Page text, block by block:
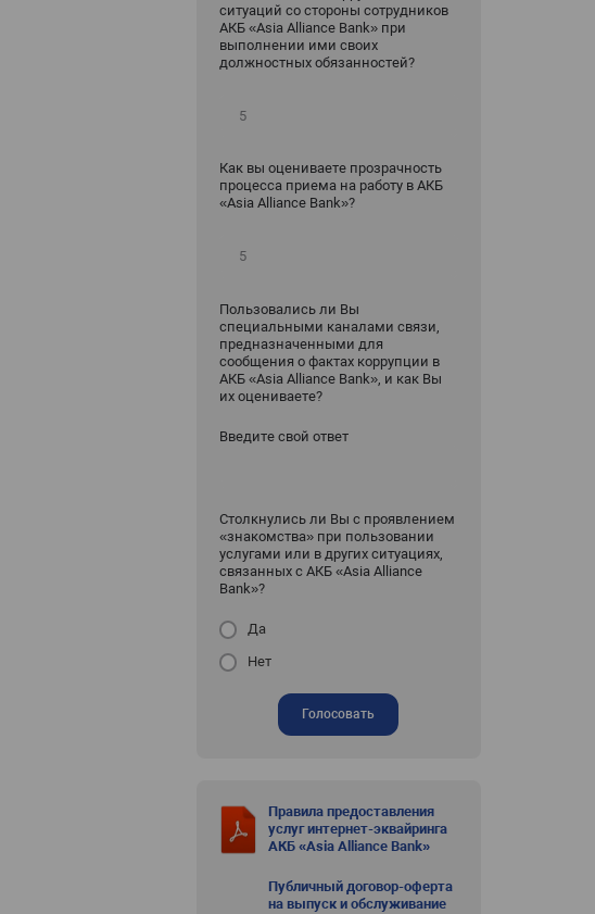
ситуаций со стороны сотрудников
АКБ «Asia Alliance Bank» при
выполнении ими своих
должностных обязанностей?
Как вы оцениваете прозрачность
процесса приема на работу в АКБ
«Asia Alliance Bank»?
Пользовались ли Вы
специальными каналами связи,
предназначенными для
сообщения о фактах коррупции в
АКБ «Asia Alliance Bank», и как Вы
их оцениваете?
Введите свой ответ
Столкнулись ли Вы с проявлением
«знакомства» при пользовании
услугами или в других ситуациях,
связанных с АКБ «Asia Alliance
Bank»?
Да
Нет
Голосовать
Правила предоставления
услуг интернет-эквайринга
АКБ «Asia Alliance Bank»
Публичный договор-оферта
на выпуск и обслуживание